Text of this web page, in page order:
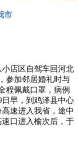
市
店区自驾车回河北
参加邻居婚礼时与
程佩戴口罩，病例
早，到鸡泽县中心
速进入我省，途中
口进入榆次后，于